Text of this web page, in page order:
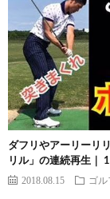
ダフリやアーリーリ
リル」の連続再生｜
2018.08.15 ゴル